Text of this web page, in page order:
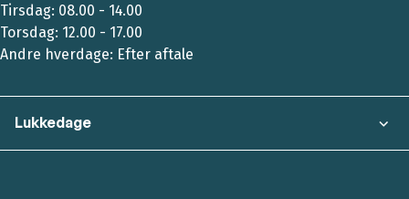
Tirsdag: 08.00 - 14.00
Torsdag: 12.00 - 17.00
Andre hverdage: Efter aftale
Lukkedage